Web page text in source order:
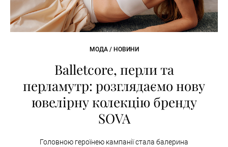
МОДА / НОВИНИ
Balletcore, перли та
перламутр: розглядаємо нову
ювелірну колекцію бренду
SOVA
Головною героїнею кампанії стала балерина